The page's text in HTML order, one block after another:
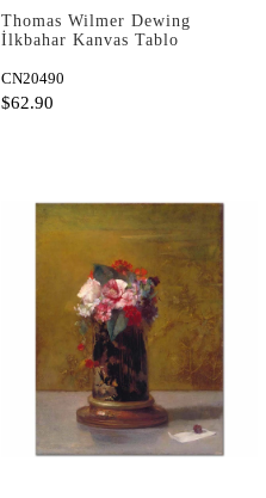
Thomas Wilmer Dewing
İlkbahar Kanvas Tablo
CN20490
$62.90